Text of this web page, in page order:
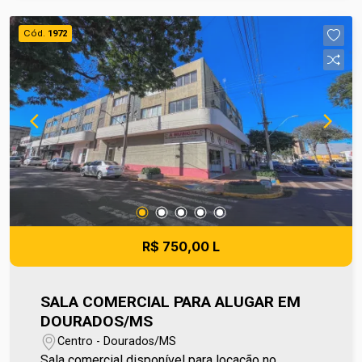
poderão sofrer reajustes de valores sem aviso
prévio, pois são de responsabilidade da
administradora do condomínio e prefeitura
municipal. A metragem informada é aproximada e
pode apresentar pequenas variações. Ref imv
3141
Cód. 1972
R$ 750,00 L
SALA COMERCIAL PARA ALUGAR EM
DOURADOS/MS
Centro - Dourados/MS